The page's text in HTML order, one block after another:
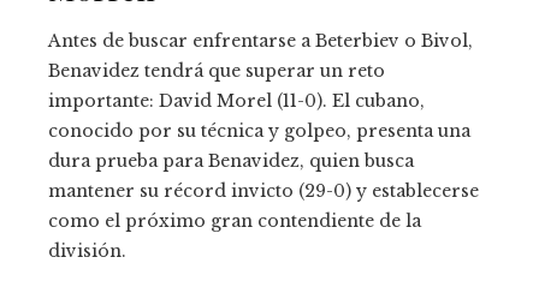
Antes de buscar enfrentarse a Beterbiev o Bivol,
Benavidez tendrá que superar un reto
importante: David Morel (11-0). El cubano,
conocido por su técnica y golpeo, presenta una
dura prueba para Benavidez, quien busca
mantener su récord invicto (29-0) y establecerse
como el próximo gran contendiente de la
división.